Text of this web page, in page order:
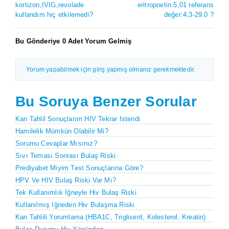
kortizon,IVIG,revolade
kullandım hiç etkilemedi?
eritropoetin:5,01 referans
değer:4,3-29.0 ?
Bu Gönderiye 0 Adet Yorum Gelmiş
Yorum yapabilmek için giriş yapmış olmanız gerekmektedir.
Bu Soruya Benzer Sorular
Kan Tahlil Sonuçlarım HIV Tekrar Istendi
Hamilelik Mümkün Olabilir Mi?
Sorumu Cevaplar Mısınız?
Sıvı Teması Sonrası Bulaş Riski
Prediyabet Miyim Test Sonuçlarına Göre?
HPV Ve HIV Bulaş Riski Var Mı?
Tek Kullanımlık İğneyle Hiv Bulaş Riski
Kullanılmış Iğneden Hiv Bulaşma Riski
Kan Tahlili Yorumlama (HBA1C, Trigliserit, Kolesterol, Kreatin)